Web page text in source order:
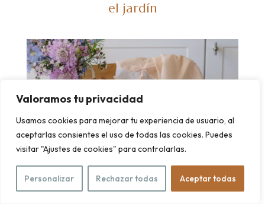
Valoramos tu privacidad
Usamos cookies para mejorar tu experiencia de usuario, al
aceptarlas consientes el uso de todas las cookies. Puedes
visitar "Ajustes de cookies" para controlarlas.
Personalizar Rechazar todas Aceptar todas
el jardín